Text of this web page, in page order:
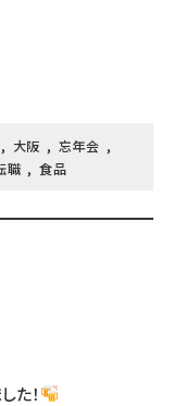
要項
大阪
忘年会
職 食品
た！